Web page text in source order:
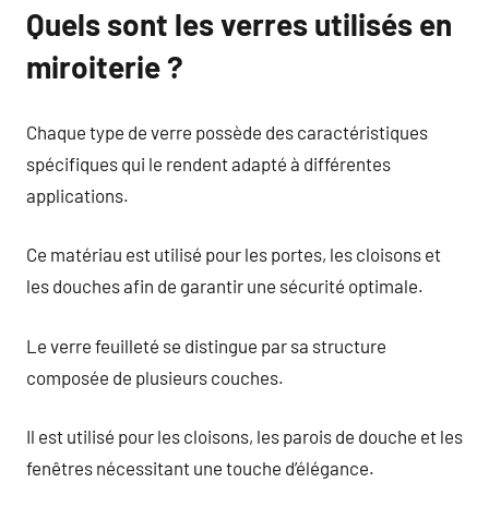
Quels sont les verres utilisés en
miroiterie ?
Chaque type de verre possède des caractéristiques
spécifiques qui le rendent adapté à différentes
applications.
Ce matériau est utilisé pour les portes, les cloisons et
les douches afin de garantir une sécurité optimale.
Le verre feuilleté se distingue par sa structure
composée de plusieurs couches.
Il est utilisé pour les cloisons, les parois de douche et les
fenêtres nécessitant une touche d’élégance.